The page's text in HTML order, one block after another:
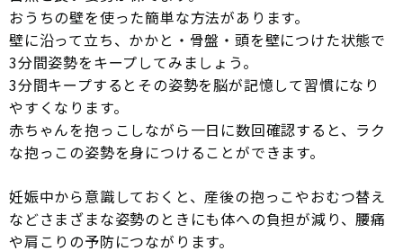
おうちの壁を使った簡単な方法があります。
壁に沿って立ち、かかと・骨盤・頭を壁につけた状態で
3分間姿勢をキープしてみましょう。
3分間キープするとその姿勢を脳が記憶して習慣になり
やすくなります。
赤ちゃんを抱っこしながら一日に数回確認すると、ラク
な抱っこの姿勢を身につけることができます。
妊娠中から意識しておくと、産後の抱っこやおむつ替え
などさまざまな姿勢のときにも体への負担が減り、腰痛
や肩こりの予防につながります。